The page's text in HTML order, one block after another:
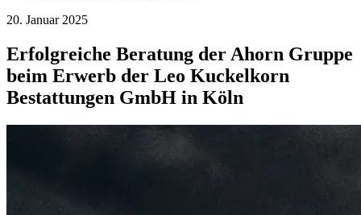
20. Januar 2025
Erfolgreiche Beratung der Ahorn Gruppe
beim Erwerb der Leo Kuckelkorn
Bestattungen GmbH in Köln